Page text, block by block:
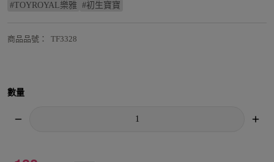
#TOYROYAL樂雅 #初生寶寶
商品品號 ： TF3328
數量